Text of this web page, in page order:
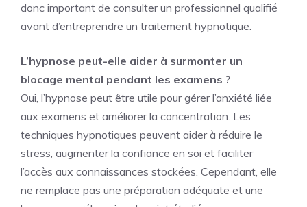
donc important de consulter un professionnel qualifié
avant d’entreprendre un traitement hypnotique.
L’hypnose peut-elle aider à surmonter un
blocage mental pendant les examens ?
Oui, l’hypnose peut être utile pour gérer l’anxiété liée
aux examens et améliorer la concentration. Les
techniques hypnotiques peuvent aider à réduire le
stress, augmenter la confiance en soi et faciliter
l’accès aux connaissances stockées. Cependant, elle
ne remplace pas une préparation adéquate et une